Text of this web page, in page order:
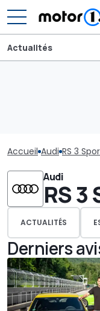
Actualités
Accueil Audi RS 3
Audi
RS
ACTUALITÉS
Derniers